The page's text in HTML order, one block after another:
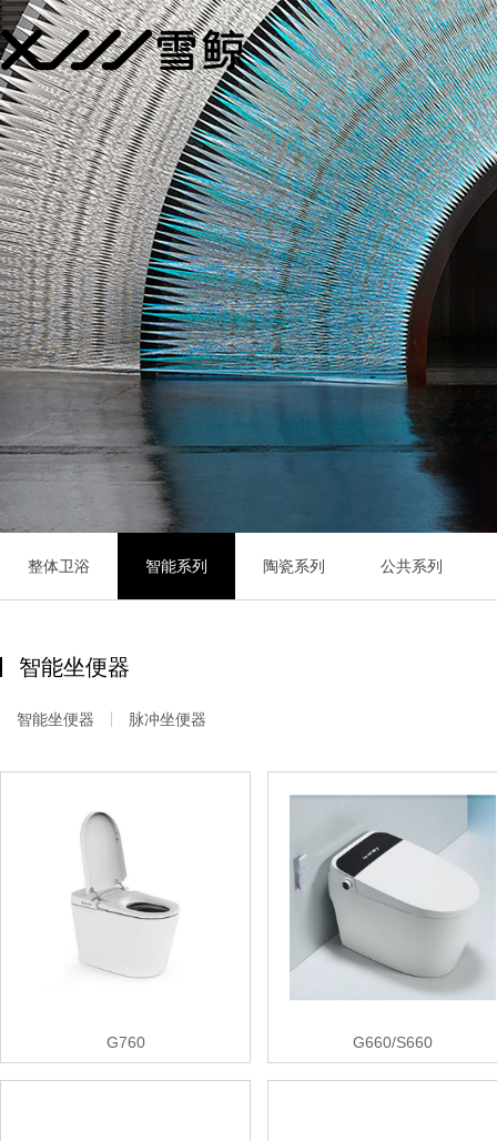
整体卫浴 智能系列 陶瓷系列 公共系列
智能坐便器
智能坐便器 脉冲坐便器
G760 G660/S660